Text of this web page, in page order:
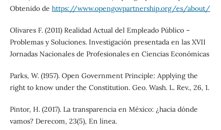
Obtenido de https://www.opengovpartnership.org/es/about/
Olivares F. (2011) Realidad Actual del Empleado Público –
Problemas y Soluciones. Investigación presentada en las XVII
Jornadas Nacionales de Profesionales en Ciencias Económicas
Parks, W. (1957). Open Government Principle: Applying the
right to know under the Constitution. Geo. Wash. L. Rev., 26, 1.
Pintor, H. (2017). La transparencia en México: ¿hacia dónde
vamos? Derecom, 23(5), En linea.